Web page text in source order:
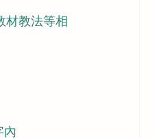
材教法等相
內